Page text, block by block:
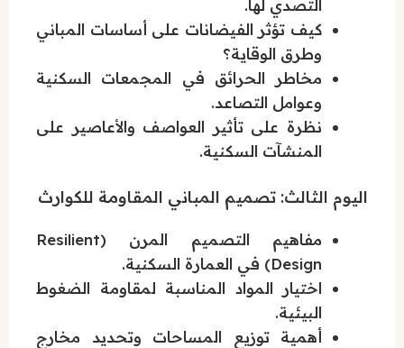
التصدي لها.
كيف تؤثر الفيضانات على أساسات المباني
وطرق الوقاية؟
مخاطر الحرائق في المجمعات السكنية
وعوامل التصاعد.
نظرة على تأثير العواصف والأعاصير على
المنشآت السكنية.
اليوم الثالث: تصميم المباني المقاومة للكوارث
مفاهيم التصميم المرن (Resilient
Design) في العمارة السكنية.
اختيار المواد المناسبة لمقاومة الضغوط
البيئية.
أهمية توزيع المساحات وتحديد مخارج